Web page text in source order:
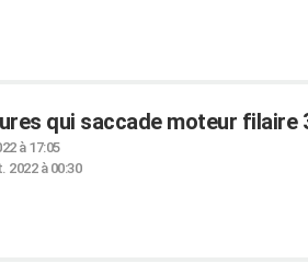
qui saccade moteur filaire
à 17:05
2022 à 00:30